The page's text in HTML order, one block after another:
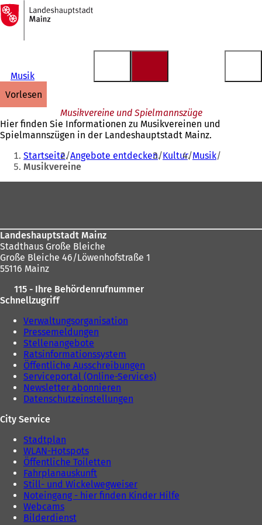
Inhalt anspringen
Zur
Startseite
Musik
vorlesen
Musikvereine und Spielmannszüge
Hier finden Sie Informationen zu Musikvereinen und
Spielmannszügen in der Landeshauptstadt Mainz.
Sie
befinden
sich
Startseite Angebote entdecken Kultur Musik
Musikvereine
Landeshauptstadt Mainz
Stadthaus Große Bleiche
Große Bleiche 46/Löwenhofstraße 1
55116 Mainz
115 - Ihre Behördenrufnummer
Schnellzugriff
Verwaltungsorganisation
Pressemeldungen
Stellenangebote
Ratsinformationssystem
Öffentliche Ausschreibungen
Serviceportal (Online-Services)
Newsletter abonnieren
Datenschutzeinstellungen
City Service
Stadtplan
WLAN-Hotspots
Öffentliche Toiletten
Fahrplanauskunft
Still- und Wickelwegweiser
Noteingang - hier finden Kinder Hilfe
Webcams
Bilderdienst